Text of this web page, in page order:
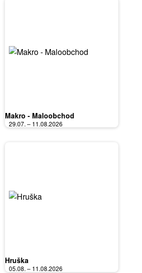
Makro - Maloobchod
29.07. – 11.08.2026
Hruška
05.08. – 11.08.2026